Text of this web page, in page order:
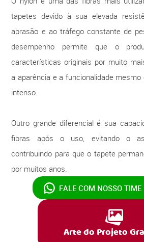
tapetes devido à sua elevada
abrasão e ao tráfego constante de
desempenho permite que o
características originais por muito
a aparência e a funcionalidade
intenso.
Outro grande diferencial é sua
fibras após o uso, evitando o
contribuindo para que o tapete
por muitos anos.
FALE COM NOSSO TIME
Arte do Projeto